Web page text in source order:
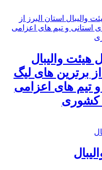
هیئت والیبال
از برترین های لیگ
تیم های اعزامی
کشوری